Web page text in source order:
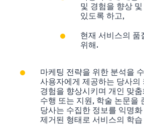
및 경험을 향상
있도록 하고,
현재 서비스의 품
위해.
마케팅 전략을 위한 분석을
사용자에게 제공하는 당사의
경험을 향상시키며 개인 맞
수행 또는 지원, 학술 논문을
당사는 수집한 정보를 익명
제거된 형태로 서비스의 학